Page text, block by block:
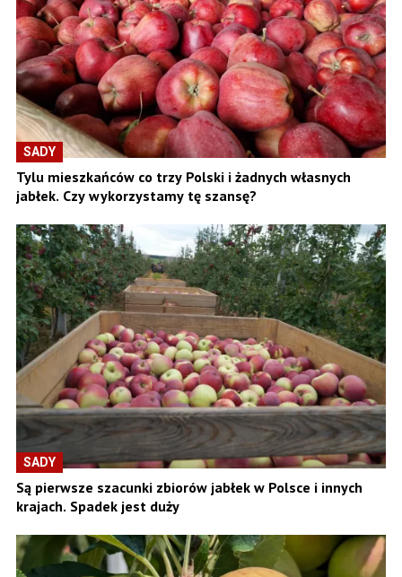
SADY
Tylu mieszkańców co trzy Polski i żadnych własnych
jabłek. Czy wykorzystamy tę szansę?
SADY
Są pierwsze szacunki zbiorów jabłek w Polsce i innych
krajach. Spadek jest duży